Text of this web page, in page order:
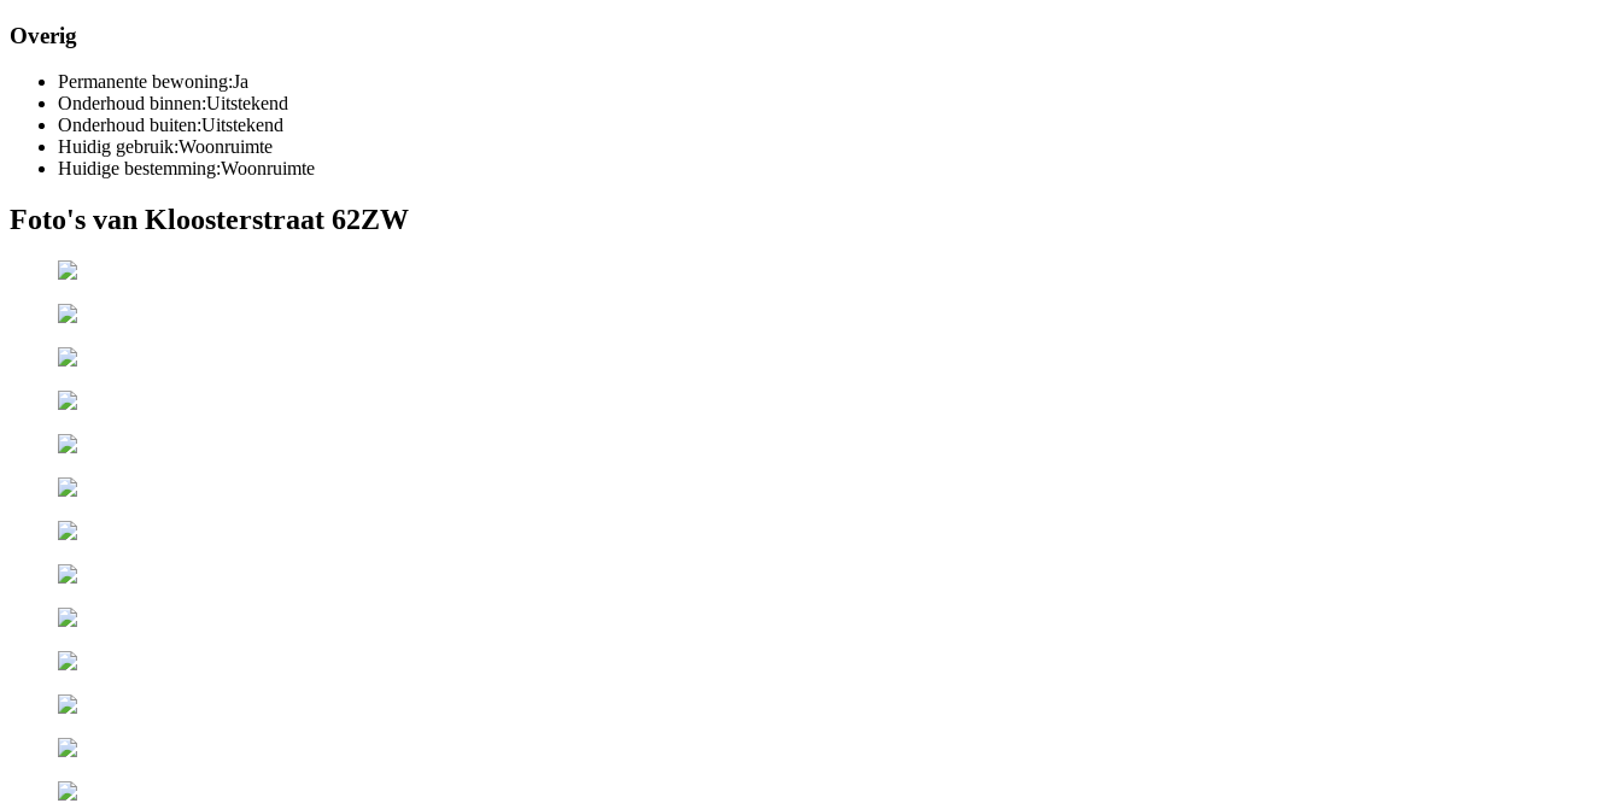
Overig
Permanente bewoning:Ja
Onderhoud binnen:Uitstekend
Onderhoud buiten:Uitstekend
Huidig gebruik:Woonruimte
Huidige bestemming:Woonruimte
Foto's van Kloosterstraat 62ZW